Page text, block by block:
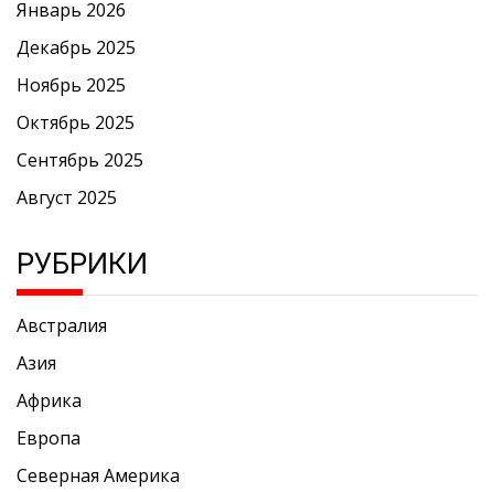
Январь 2026
Декабрь 2025
Ноябрь 2025
Октябрь 2025
Сентябрь 2025
Август 2025
РУБРИКИ
Австралия
Азия
Африка
Европа
Северная Америка